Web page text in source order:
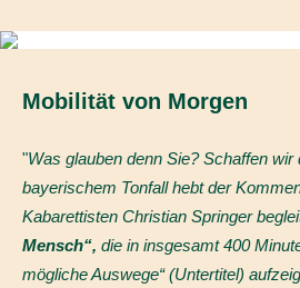
Mobilität von Morgen
"Was glauben denn Sie? Schaffen
bayerischem Tonfall hebt der
Kabarettisten Christian Springer
Mensch“, die in insgesamt 400
mögliche Auswege“ (Untertitel)